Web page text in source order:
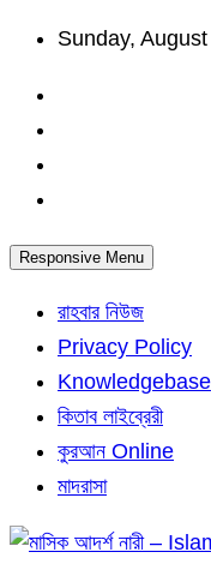
Skip
content
Sunday,
Responsive Menu
রাহবার নিউজ
Privacy Policy
Knowledgebase
কিতাব লাইব্রেরী
কুরআন Online
মাদরাসা